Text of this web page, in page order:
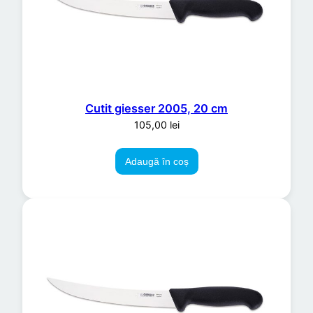
Cutit giesser 2005, 20 cm
105,00 lei
Adaugă în coș